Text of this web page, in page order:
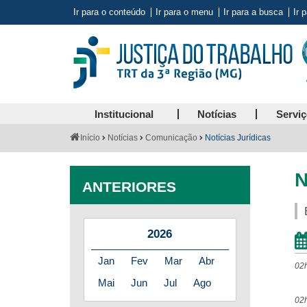
Ir para o conteúdo Ir para o menu Ir para a busca Ir
Institucional Notícias
VocêInício Notícias Comunicação Notícias Jurídicas
ANTERIORES
2026
Jan Fev Mar
Abr
Mai
Jun Jul Ago